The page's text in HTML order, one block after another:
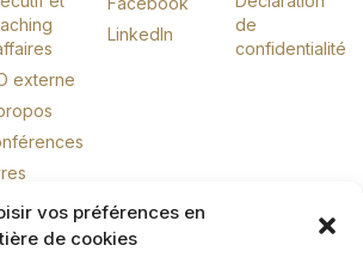
vos préférences en
de cookies
externe
joindre
LinkedIn
de
confidentialité